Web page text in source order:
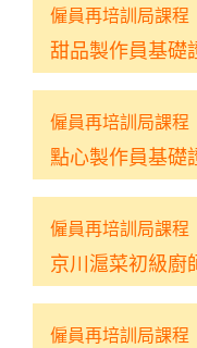
僱員再培訓局課程
甜品製作員基礎
僱員再培訓局課程
點心製作員基礎
僱員再培訓局課程
京川滬菜初級廚
僱員再培訓局課程